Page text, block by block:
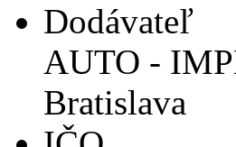
Dodávateľ
AUTO -
Bratislava